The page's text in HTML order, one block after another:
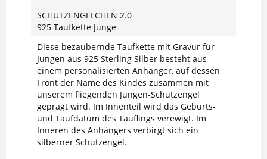
SCHUTZENGELCHEN 2.0
925 Taufkette Junge
Diese bezaubernde Taufkette mit Gravur für
Jungen aus 925 Sterling Silber besteht aus
einem personalisierten Anhänger, auf dessen
Front der Name des Kindes zusammen mit
unserem fliegenden Jungen-Schutzengel
geprägt wird. Im Innenteil wird das Geburts-
und Taufdatum des Täuflings verewigt. Im
Inneren des Anhängers verbirgt sich ein
silberner Schutzengel.